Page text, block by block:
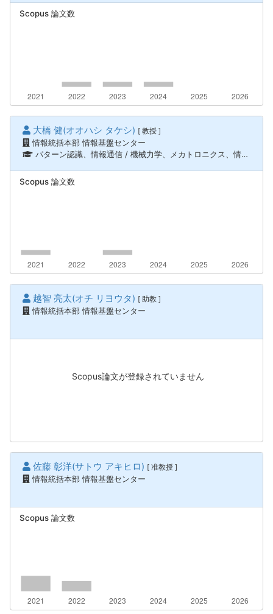
Scopus 論文数
大橋 健(オオハシ タケシ) [ 教授 ]
情報統括本部 情報基盤センター
パターン認識、情報通信 / 機械力学、メカトロニクス、情報通信 / ロボティクス、知能機械システム
Scopus 論文数
越智 亮太(オチ リヨウタ) [ 助教 ]
情報統括本部 情報基盤センター
Scopus論文が登録されていません
佐藤 彰洋(サトウ アキヒロ) [ 准教授 ]
情報統括本部 情報基盤センター
Scopus 論文数